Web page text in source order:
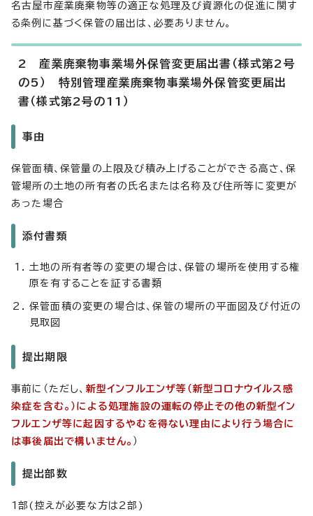
名古屋市産業廃棄物等の適正な処理及び資源化の促進に関す
る条例に基づく保管の届出は、必要ありません。
2 産業廃棄物事業場外保管変更届出書（様式第2号
の5） 特別管理産業廃棄物事業場外保管変更届出
書（様式第2号の11）
事由
保管面積、保管量の上限及び積み上げることができる高さ、保
管場所の土地の所有者の氏名または名称及び住所等に変更が
あった場合
添付書類
土地の所有者等の変更の場合は、保管の場所を使用する権
原を有することを証する書類
保管面積の変更の場合は、保管の場所の平面図及び付近の
見取図
提出期限
事前に（ただし、 新型インフルエンザ等（新型コロナウイルス感
染症を含む。）による処理施設の運転の停止その他の新型イン
フルエンザ等に起因するやむを得ない理由により行う場合に
は事後届出で構いません。 ）
提出部数
1部(控えが必要な方は2部)